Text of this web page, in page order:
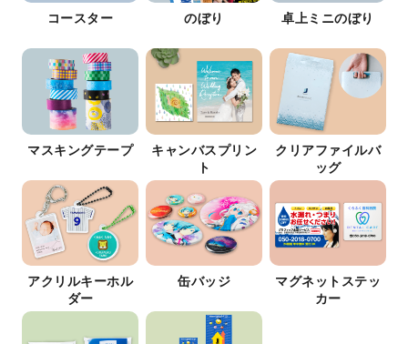
コースター のぼり 卓上ミニのぼり
マスキングテープ
キャンバスプリン
ト
クリアファイルバ
ッグ
アクリルキーホル
ダー
缶バッジ
マグネットステッ
カー